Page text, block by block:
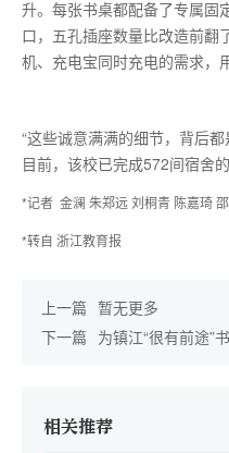
升。每张书桌都配备了专属固
口，五孔插座数量比改造前翻
机、充电宝同时充电的需求，
“这些诚意满满的细节，背后都
目前，该校已完成572间宿舍
*记者 金澜 朱郑远 刘桐青 陈嘉琦
*转自 浙江教育报
上一篇 暂无更多
下一篇 为镇江“很有前途”
相关推荐